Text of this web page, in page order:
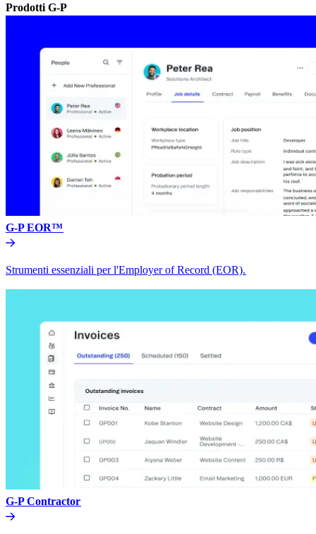
Prodotti G-P​​
G-P EOR™​​
Strumenti essenziali per l'Employer of Record (EOR).​​
G-P Contractor​​